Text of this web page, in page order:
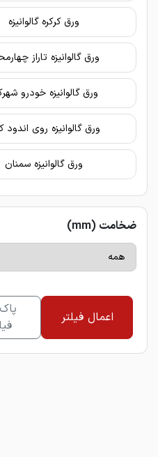
ورق کرکره گالوانیزه
ورق گالوانیزه تاراز
ورق گالوانیزه خودرو
ورق گالوانیزه روی اندود
ورق گالوانیزه سمنان
ضخامت (mm)
اعمال فیلتر